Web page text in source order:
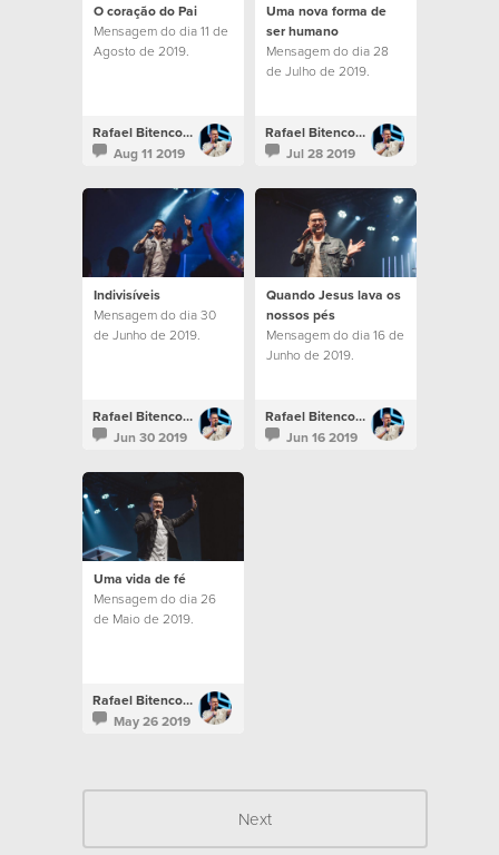
O coração do Pai
Mensagem do dia 11 de
Agosto de 2019.
Rafael Bitencourt
Aug 11 2019
Uma nova forma de
ser humano
Mensagem do dia 28
de Julho de 2019.
Rafael Bitencourt
Jul 28 2019
Indivisíveis
Mensagem do dia 30
de Junho de 2019.
Rafael Bitencourt
Jun 30 2019
Quando Jesus lava os
nossos pés
Mensagem do dia 16 de
Junho de 2019.
Rafael Bitencourt
Jun 16 2019
Uma vida de fé
Mensagem do dia 26
de Maio de 2019.
Rafael Bitencourt
May 26 2019
Next